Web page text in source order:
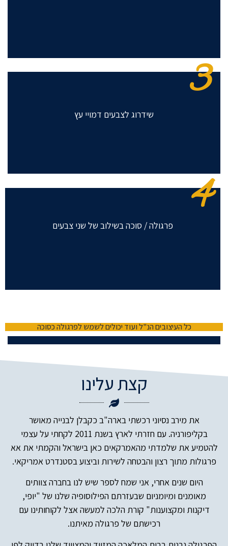
3
שידרוג לצבעים דמויי עץ
4 פרגולה / סוכה בשילוב של שני צבעים
כל העיצובים הנ"ל ועוד יכולים לשמש לפרגולה כסוכה
קצת עלינו
את מירב נסיוני רכשתי בארה"ב כקבלן לבנייה מאושר
בקליפורניה. עם חזרתי לארץ בשנת 2011 לקחתי על עצמי
להטמיע את שלמדתי מהאמרקאים כאן בישראל והקמתי את אא
פרגולות מתוך רצון והבטחה לשירות וביצוע בסטנדרט אמריקאי.
היום שנים אחרי, אני שמח לספר שיש לנו בחברה צוותים
מאומנים ומיומניום שבעזרתם הפילוסופיה שלנו של "יופי,
דיקנות ומקצוענות" קורת הלכה למעשה אצל לקוחותינו עם
רכישתם של פרגולה מאיתנו.